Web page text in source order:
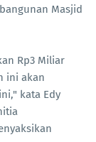
Masjid
Rp3 Miliar
ini akan
kata Edy